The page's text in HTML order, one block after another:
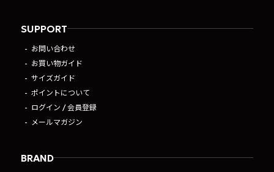
SUPPORT
お問い合わせ
お買い物ガイド
サイズガイド
ポイントについて
ログイン / 会員登録
メールマガジン
BRAND